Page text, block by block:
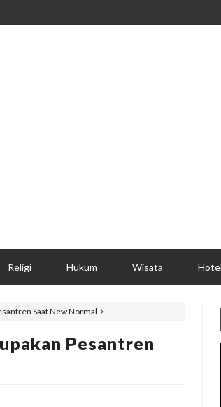
Religi Hukum Wisata Hotel
Saat New Normal
Pesantren